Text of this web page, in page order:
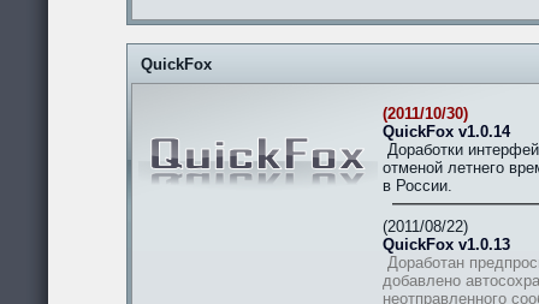
QuickFox
(2011/10/30)
QuickFox v1.0.14
Доработки
отменой летнего
в России.
(2011/08/22)
QuickFox v1.0.13
Доработан
добавлено
неотправленного